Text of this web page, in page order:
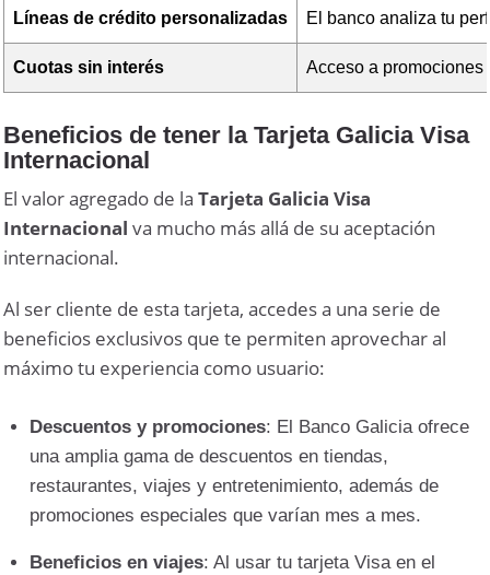
Líneas de crédito personalizadas El banco analiza tu
Cuotas sin interés Acceso a promociones
Beneficios de tener la Tarjeta Galicia Visa
Internacional
El valor agregado de laTarjeta Galicia Visa
Internacional va mucho más allá de su aceptación
internacional.
Al ser cliente de esta tarjeta, accedes a una serie de
beneficios exclusivos que te permiten aprovechar al
máximo tu experiencia como usuario:
Descuentos y promociones: El Banco Galicia ofrece
una amplia gama de descuentos en tiendas,
restaurantes, viajes y entretenimiento, además de
promociones especiales que varían mes a mes.
Beneficios en viajes: Al usar tu tarjeta Visa en el